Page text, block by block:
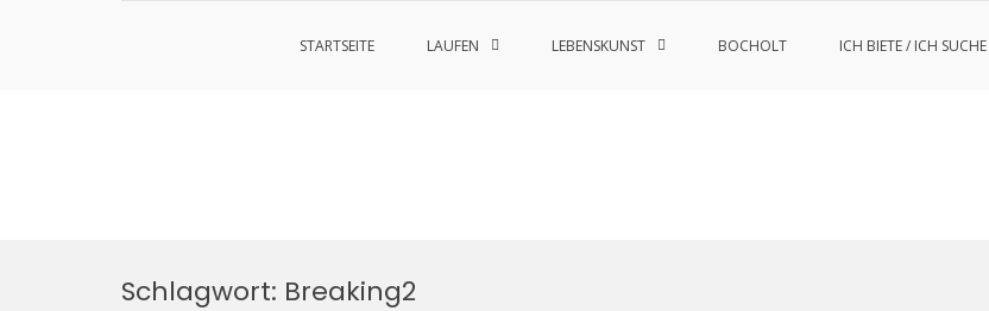
STARTSEITE LAUFEN LEBENSKUNST BOCHOLT ICH BIETE / ICH SUCHE
Schlagwort: Breaking2